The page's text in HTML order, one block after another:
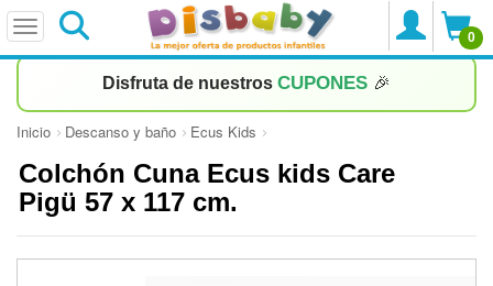
0
Disfruta de nuestros CUPONES 🎉
Inicio Descanso y baño Ecus Kids
Colchón Cuna Ecus kids Care
Pigü 57 x 117 cm.